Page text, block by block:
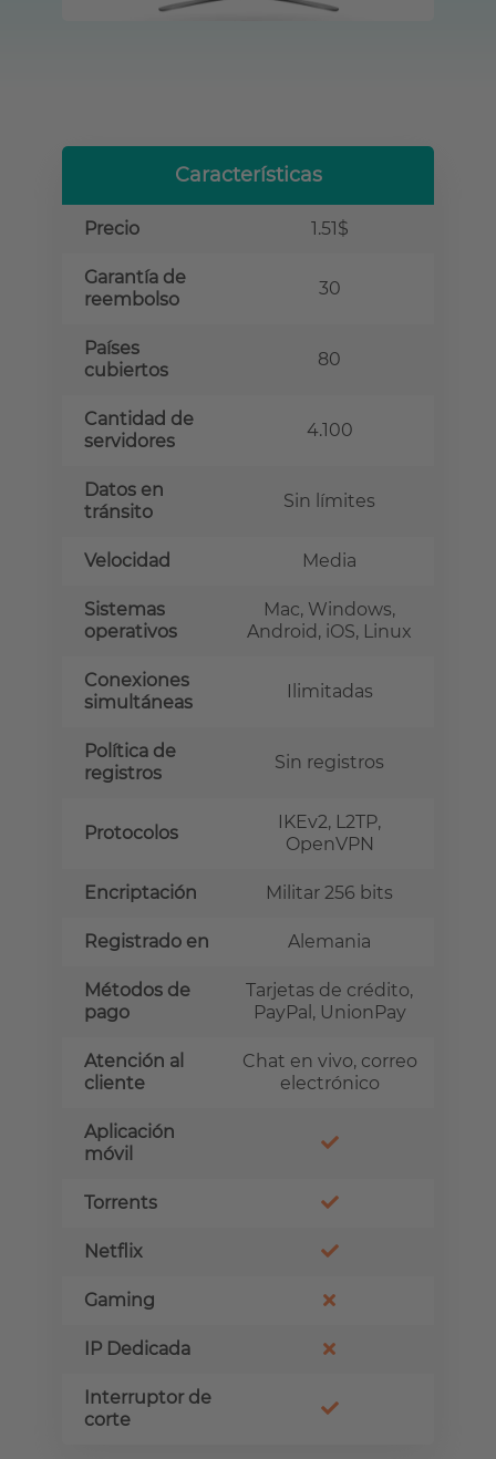
Características
Precio 1.51$
Garantía de
reembolso
30
Países
cubiertos
80
Cantidad de
servidores
4.100
Datos en
tránsito
Sin límites
Velocidad Media
Sistemas
operativos
Mac, Windows,
Android, iOS, Linux
Conexiones
simultáneas
Ilimitadas
Política de
registros
Sin registros
Protocolos
IKEv2, L2TP,
OpenVPN
Encriptación Militar 256 bits
Registrado en Alemania
Métodos de
pago
Tarjetas de crédito,
PayPal, UnionPay
Atención al
cliente
Chat en vivo, correo
electrónico
Aplicación
móvil
Torrents
Netflix
Gaming
IP Dedicada
Interruptor de
corte